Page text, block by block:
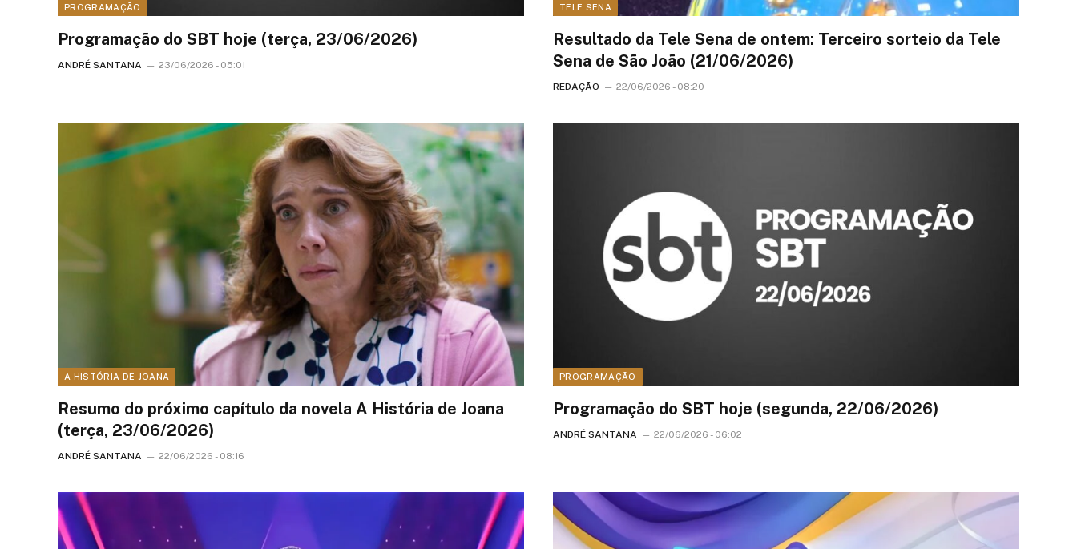
PROGRAMAÇÃO
Programação do SBT hoje (terça, 23/06/2026)
ANDRÉ SANTANA 23/06/2026 - 05:01
TELE SENA
Resultado da Tele Sena de ontem: Terceiro sorteio da Tele
Sena de São João (21/06/2026)
REDAÇÃO 22/06/2026 - 08:20
A HISTÓRIA DE JOANA
Resumo do próximo capítulo da novela A História de Joana
(terça, 23/06/2026)
ANDRÉ SANTANA 22/06/2026 - 08:16
PROGRAMAÇÃO
Programação do SBT hoje (segunda, 22/06/2026)
ANDRÉ SANTANA 22/06/2026 - 06:02